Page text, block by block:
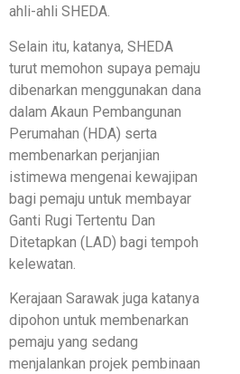
ahli-ahli SHEDA.
Selain itu, katanya, SHEDA
turut memohon supaya pemaju
dibenarkan menggunakan dana
dalam Akaun Pembangunan
Perumahan (HDA) serta
membenarkan perjanjian
istimewa mengenai kewajipan
bagi pemaju untuk membayar
Ganti Rugi Tertentu Dan
Ditetapkan (LAD) bagi tempoh
kelewatan.
Kerajaan Sarawak juga katanya
dipohon untuk membenarkan
pemaju yang sedang
menjalankan projek pembinaan